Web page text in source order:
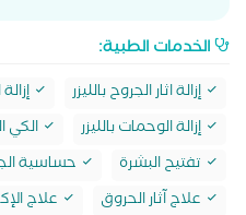
الخدمات الطبية:
إزالة اثار الجروح بالليزر
إزالة الوحمات بالليزر
الكي
تفتيح البشرة
حساسية
علاج آثار الحروق
علاج